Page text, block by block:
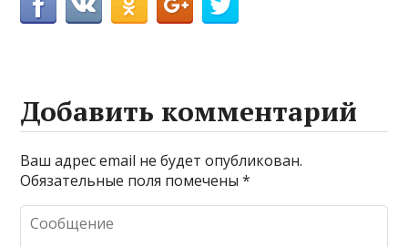
Добавить комментарий
Ваш адрес email не будет опубликован.
Обязательные поля помечены*